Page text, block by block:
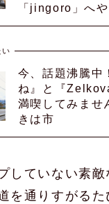
「jingoro」へ
今、話題沸騰中
ね』と『
満喫してみませ
きは市
していない素
を通りすがるた